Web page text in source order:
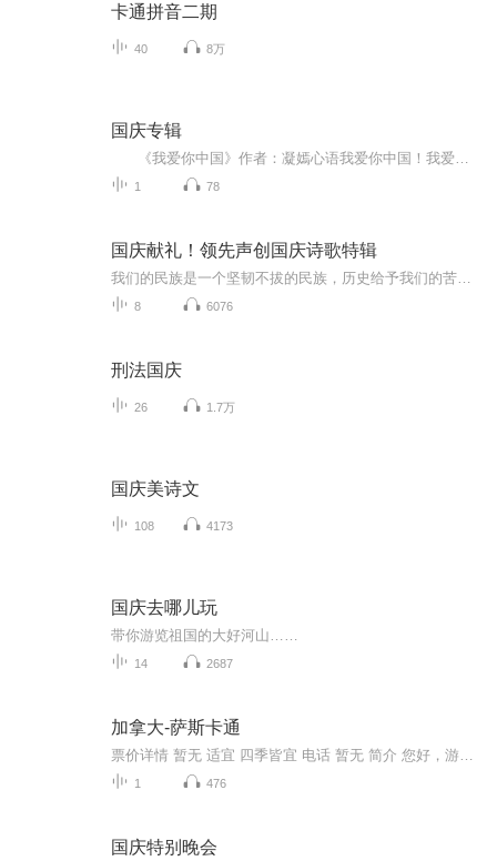
卡通拼音二期
40 8万
国庆专辑
1 78
国庆献礼！领先声创国庆诗歌特辑
8 6076
刑法国庆
26 1.7万
国庆美诗文
108 4173
国庆去哪儿玩
带你游览祖国的大好河山……
14 2687
加拿大-萨斯卡通
1 476
国庆特别晚会